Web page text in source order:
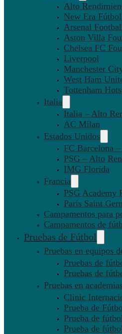
Alto
New Era
Arsenal
Aston Villa
Chelsea FC
Liverpool
Manchester
West Ham
Tottenham
Italia
Italia – Alto
AC Milan
Estados Unidos
FC Barcelona
PSG – Alto
IMG Florida
Francia
PSG Academy
París Saint
Campamentos para
Campamentos de
Pruebas de Fútbol
Pruebas en equipos
Pruebas de
Pruebas de
Pruebas en
Clinic
Prueba de
Prueba de
Prueba de